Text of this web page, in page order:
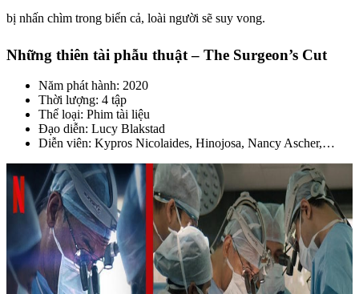
bị nhấn chìm trong biển cả, loài người sẽ suy vong.
Những thiên tài phẫu thuật – The Surgeon’s Cut
Năm phát hành: 2020
Thời lượng: 4 tập
Thể loại: Phim tài liệu
Đạo diễn: Lucy Blakstad
Diễn viên: Kypros Nicolaides, Hinojosa, Nancy Ascher,…